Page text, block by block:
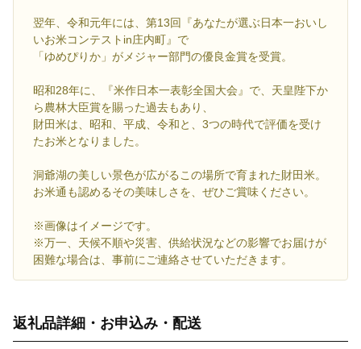
翌年、令和元年には、第13回『あなたが選ぶ日本一おいし
いお米コンテストin庄内町』で
「ゆめぴりか」がメジャー部門の優良金賞を受賞。
昭和28年に、『米作日本一表彰全国大会』で、天皇陛下か
ら農林大臣賞を賜った過去もあり、
財田米は、昭和、平成、令和と、3つの時代で評価を受け
たお米となりました。
洞爺湖の美しい景色が広がるこの場所で育まれた財田米。
お米通も認めるその美味しさを、ぜひご賞味ください。
※画像はイメージです。
※万一、天候不順や災害、供給状況などの影響でお届けが
困難な場合は、事前にご連絡させていただきます。
返礼品詳細・お申込み・配送